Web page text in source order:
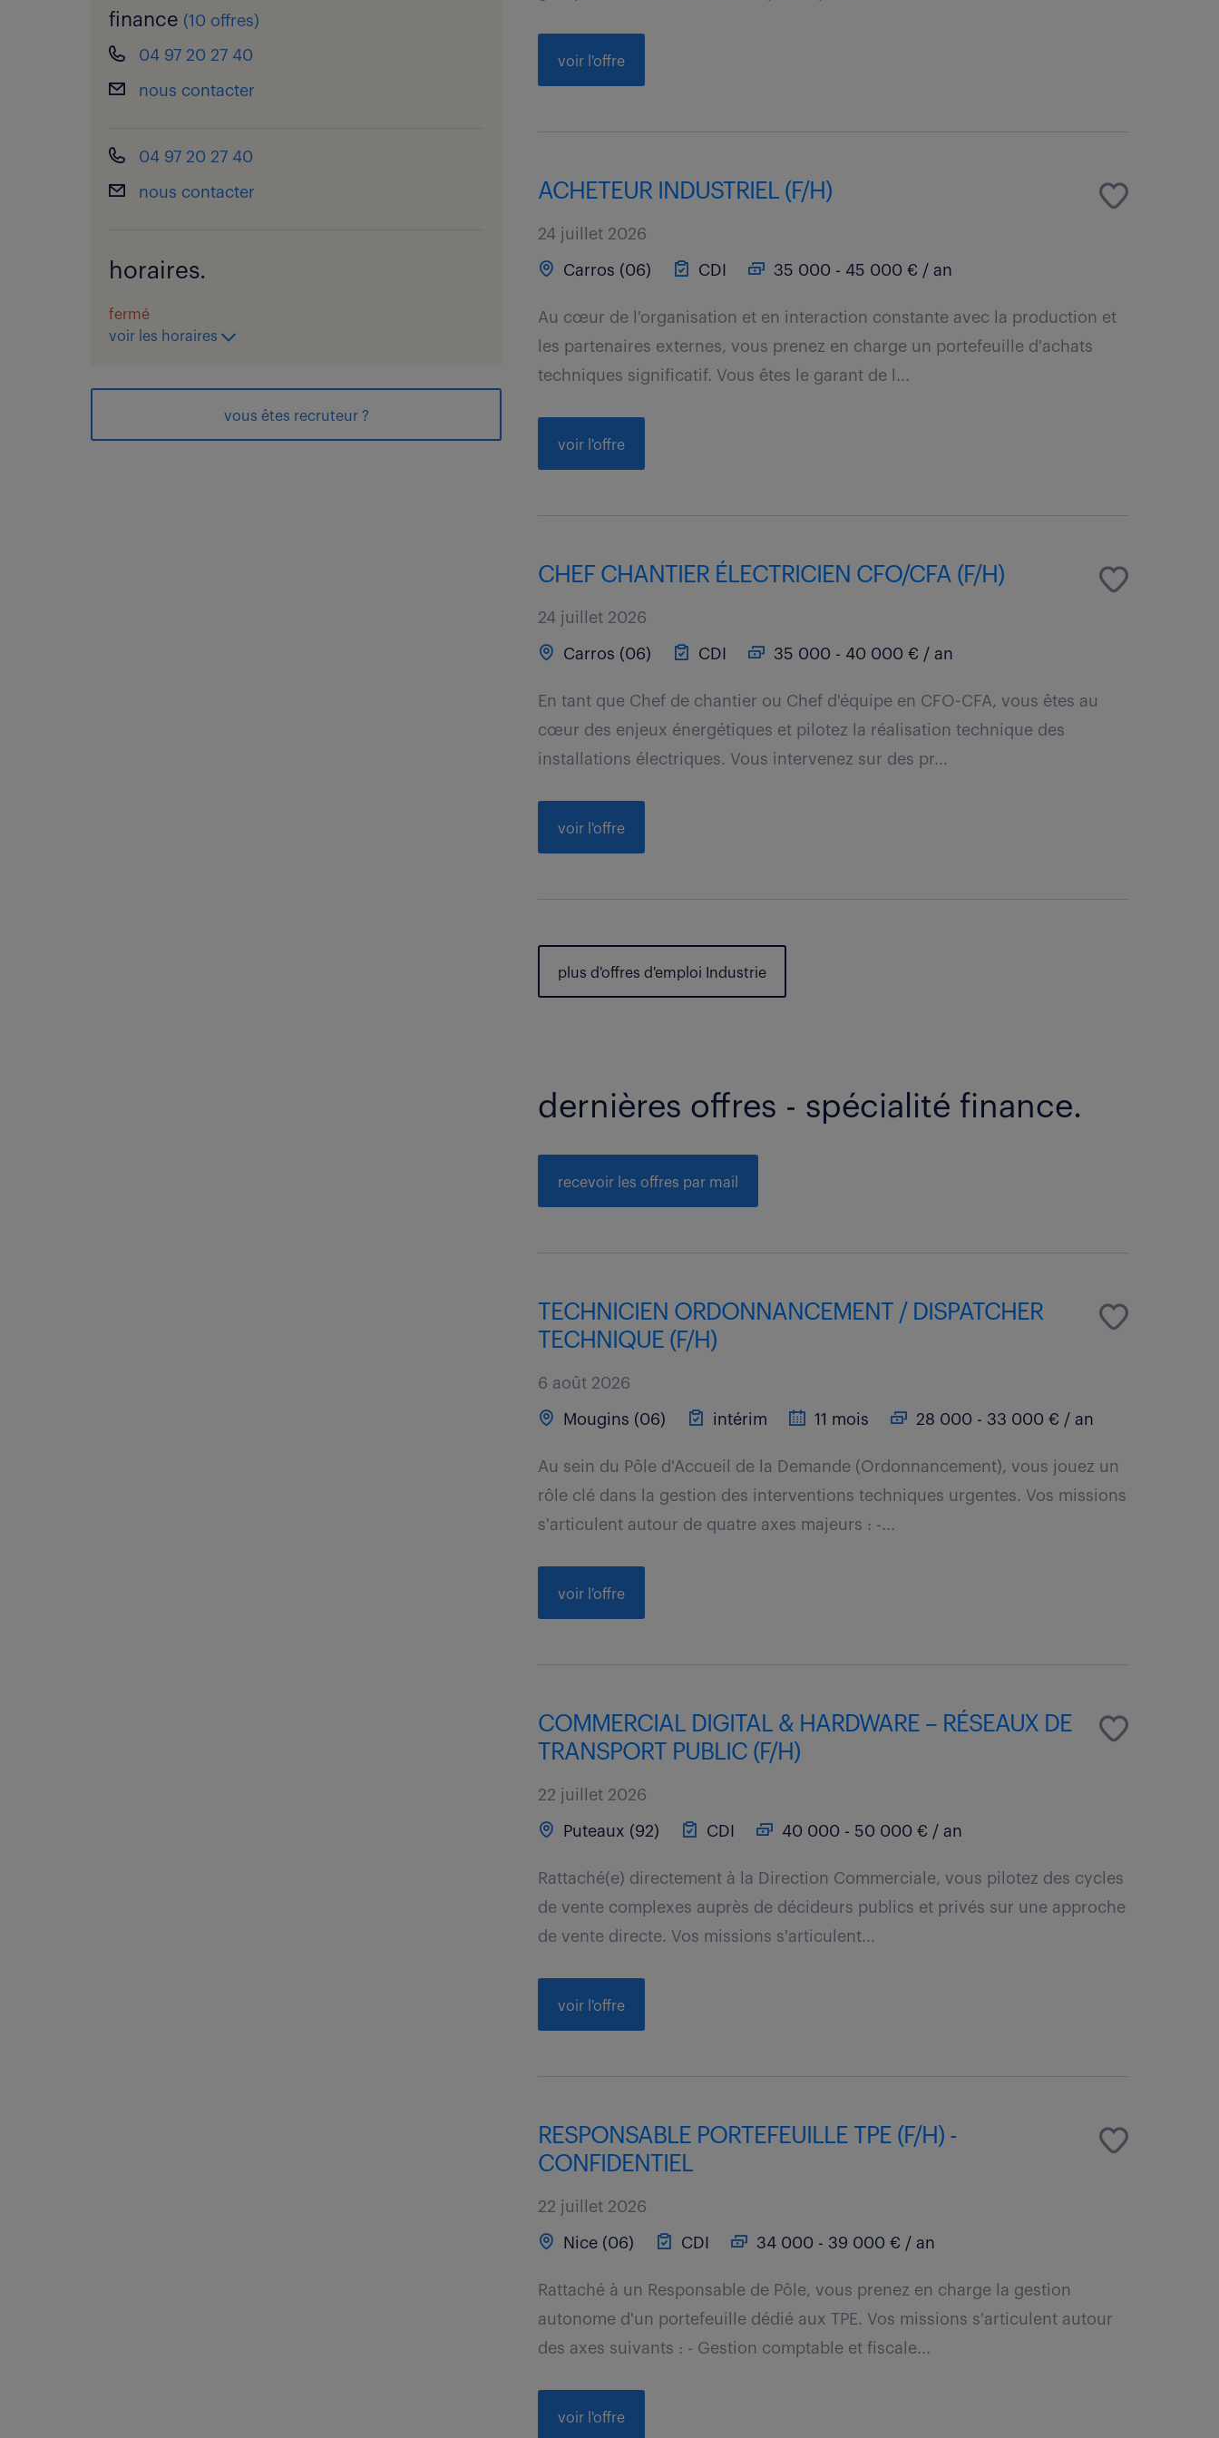
finance (10 offres)
04 97 20 27 40
nous contacter
04 97 20 27 40
nous contacter
horaires.
fermé
voir les horaires
vous êtes recruteur ?
voir l'offre
ACHETEUR INDUSTRIEL (F/H)
24 juillet 2026
Carros (06) CDI 35 000 - 45 000 € / an
Au cœur de l'organisation et en interaction constante avec la production et
les partenaires externes, vous prenez en charge un portefeuille d'achats
techniques significatif. Vous êtes le garant de l...
voir l'offre
CHEF CHANTIER ÉLECTRICIEN CFO/CFA (F/H)
24 juillet 2026
Carros (06) CDI 35 000 - 40 000 € / an
En tant que Chef de chantier ou Chef d'équipe en CFO-CFA, vous êtes au
cœur des enjeux énergétiques et pilotez la réalisation technique des
installations électriques. Vous intervenez sur des pr...
voir l'offre
plus d'offres d'emploi Industrie
dernières offres - spécialité finance.
recevoir les offres par mail
TECHNICIEN ORDONNANCEMENT / DISPATCHER
TECHNIQUE (F/H)
6 août 2026
Mougins (06) intérim 11 mois 28 000 - 33 000 € / an
Au sein du Pôle d'Accueil de la Demande (Ordonnancement), vous jouez un
rôle clé dans la gestion des interventions techniques urgentes. Vos missions
s'articulent autour de quatre axes majeurs : -...
voir l'offre
COMMERCIAL DIGITAL & HARDWARE – RÉSEAUX DE
TRANSPORT PUBLIC (F/H)
22 juillet 2026
Puteaux (92) CDI 40 000 - 50 000 € / an
Rattaché(e) directement à la Direction Commerciale, vous pilotez des cycles
de vente complexes auprès de décideurs publics et privés sur une approche
de vente directe. Vos missions s'articulent...
voir l'offre
RESPONSABLE PORTEFEUILLE TPE (F/H) -
CONFIDENTIEL
22 juillet 2026
Nice (06) CDI 34 000 - 39 000 € / an
Rattaché à un Responsable de Pôle, vous prenez en charge la gestion
autonome d'un portefeuille dédié aux TPE. Vos missions s'articulent autour
des axes suivants : - Gestion comptable et fiscale...
voir l'offre